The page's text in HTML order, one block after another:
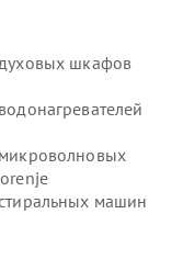
шкафов
машин